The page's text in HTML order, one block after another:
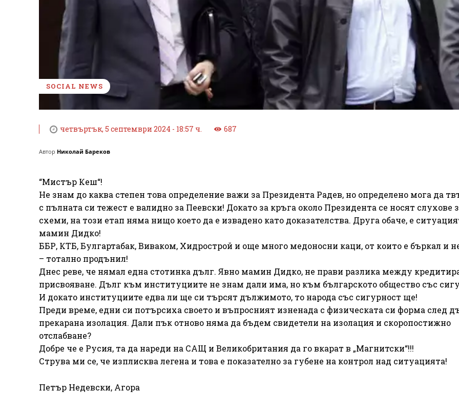
SOCIAL NEWS
четвъртък, 5 септември 2024 - 18:57 ч. 687
Автор Николай Бареков
“Мистър Кеш“!
Не знам до каква степен това определение важи за Президента Радев, но определено мога да
с пълната си тежест е валидно за Пеевски! Докато за кръга около Президента се носят слухове
схеми, на този етап няма нищо което да е извадено като доказателства. Друга обаче, е
мамин Дидко!
ББР, КТБ, Булгартабак, Виваком, Хидрострой и още много медоносни каци, от които е бъркал и
– тотално продънил!
Днес реве, че нямал една стотинка дълг. Явно мамин Дидко, не прави разлика между
присвояване. Дълг към институциите не знам дали има, но към българското общество със
И докато институциите едва ли ще си търсят дължимото, то народа със сигурност ще!
Преди време, едни си потърсиха своето и въпросният изненада с физическата си форма след
прекарана изолация. Дали пък отново няма да бъдем свидетели на изолация и скоропостижно
отслабване?
Добре че е Русия, та да нареди на САЩ и Великобритания да го вкарат в „Магнитски“!!!
Струва ми се, че изплисква легена и това е показателно за губене на контрол над ситуацията!
Петър Недевски, Агора